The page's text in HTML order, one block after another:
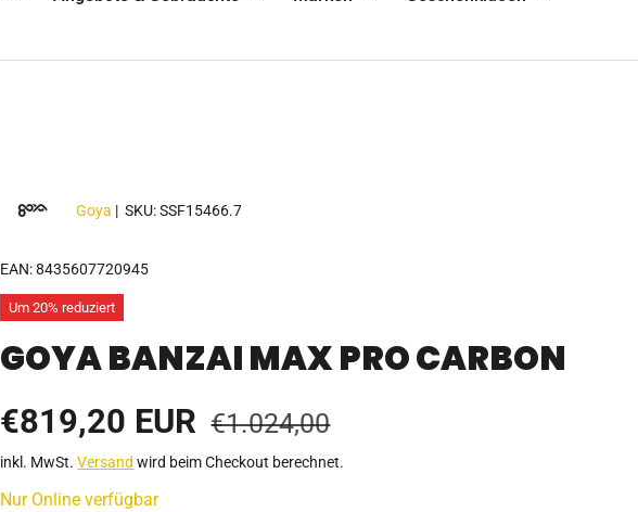
Goya |SKU: SSF15466.7
EAN: 8435607720945
Um 20% reduziert
GOYA BANZAI MAX PRO CARBON
Verkaufspreis
€819,20 EUR Normaler Preis
€1.024,00
inkl. MwSt.Versand wird beim Checkout berechnet.
Nur Online verfügbar